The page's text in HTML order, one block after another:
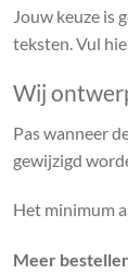
Jouw keuze is
teksten. Vul
Wij
Pas wanneer
gewijzigd
Het minimum
Meer